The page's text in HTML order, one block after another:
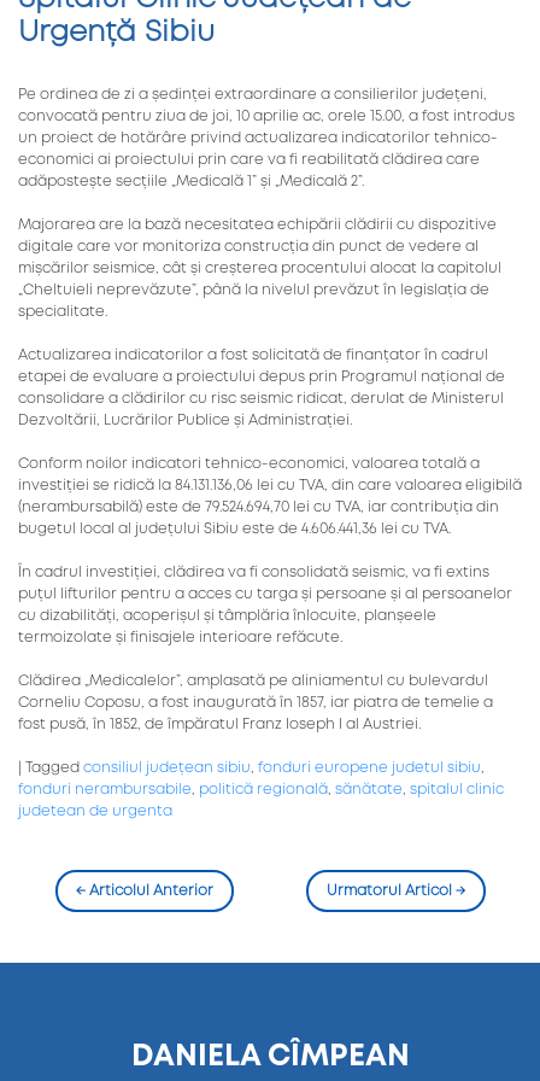
Urgență Sibiu
Pe ordinea de zi a ședinței extraordinare a consilierilor județeni,
convocată pentru ziua de joi, 10 aprilie ac, orele 15.00, a fost introdus
un proiect de hotărâre privind actualizarea indicatorilor tehnico-
economici ai proiectului prin care va fi reabilitată clădirea care
adăpostește secțiile „Medicală 1” și „Medicală 2”.
Majorarea are la bază necesitatea echipării clădirii cu dispozitive
digitale care vor monitoriza construcția din punct de vedere al
mișcărilor seismice, cât și creșterea procentului alocat la capitolul
„Cheltuieli neprevăzute”, până la nivelul prevăzut în legislația de
specialitate.
Actualizarea indicatorilor a fost solicitată de finanțator în cadrul
etapei de evaluare a proiectului depus prin Programul național de
consolidare a clădirilor cu risc seismic ridicat, derulat de Ministerul
Dezvoltării, Lucrărilor Publice și Administrației.
Conform noilor indicatori tehnico-economici, valoarea totală a
investiției se ridică la 84.131.136,06 lei cu TVA, din care valoarea eligibilă
(nerambursabilă) este de 79.524.694,70 lei cu TVA, iar contribuția din
bugetul local al județului Sibiu este de 4.606.441,36 lei cu TVA.
În cadrul investiției, clădirea va fi consolidată seismic, va fi extins
puțul lifturilor pentru a acces cu targa și persoane și al persoanelor
cu dizabilități, acoperișul și tâmplăria înlocuite, planșeele
termoizolate și finisajele interioare refăcute.
Clădirea „Medicalelor”, amplasată pe aliniamentul cu bulevardul
Corneliu Coposu, a fost inaugurată în 1857, iar piatra de temelie a
fost pusă, în 1852, de împăratul Franz Ioseph I al Austriei.
Tagged consiliul județean sibiu fonduri europene judetul sibiu
fonduri nerambursabile
politică regională sănătate
spitalul clinic
judetean de urgenta
←Articolul Anterior Urmatorul Articol →
DANIELA CÎMPEAN